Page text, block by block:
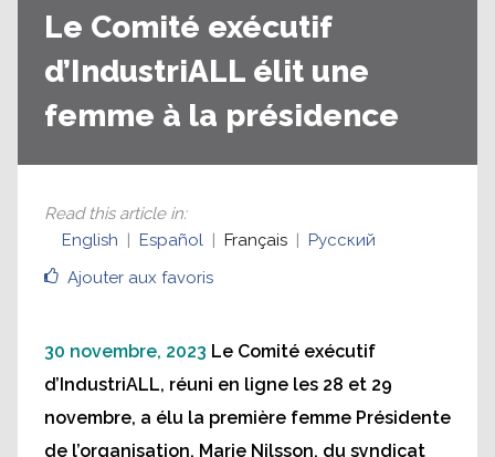
Le Comité exécutif
d’IndustriALL élit une
femme à la présidence
Ajouter aux favoris
Read this article in:
English
Español Français Русский
30 novembre, 2023 Le Comité exécutif
d’IndustriALL, réuni en ligne les 28 et 29
novembre, a élu la première femme Présidente
de l’organisation, Marie Nilsson, du syndicat